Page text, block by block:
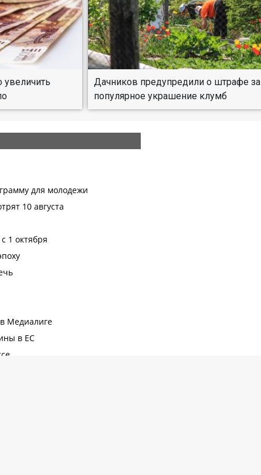
увеличить
Дачников предупредили о штрафе за
популярное украшение клумб